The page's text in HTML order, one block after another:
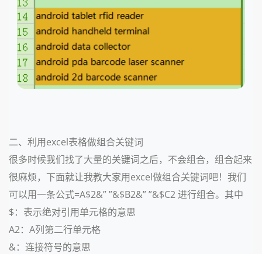
二、利用excel表格做组合关键词
很多时候我们找了大量的关键词之后，不会组合，组合起来
很麻烦，下面就让我教大家用excel做组合关键词吧！我们
可以用一条公式=A$2&” ”&$B2&” ”&$C2 进行组合。其中
$：表示绝对引用单元格的意思
A2：A列第二行单元格
&：连接符号的意思